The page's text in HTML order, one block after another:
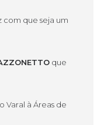
que seja um
que
Varal à Áreas de